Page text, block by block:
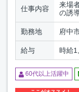
仕事内容
来場
の誘
勤務地 府中
給与 時給
60代以上活躍中